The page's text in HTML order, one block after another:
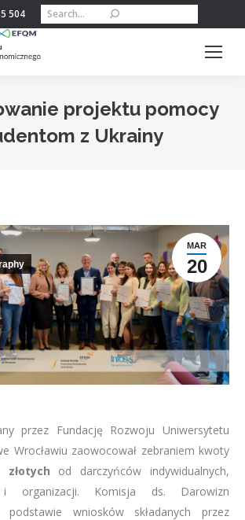
504 Szukaj:
projektu pomocy
z Ukrainy
MAR
20
przez Fundację Rozwoju Uniwersytetu
Wrocławiu zaowocował zebraniem kwoty
od darczyńców indywidualnych,
i organizacji. Komisja ds. Darowizn
podstawie wniosków składanych przez